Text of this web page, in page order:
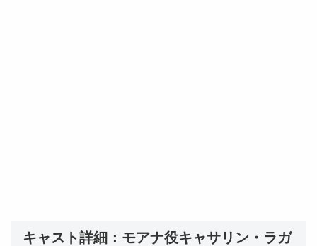
キャスト詳細：モアナ役キャサリン・ラガ